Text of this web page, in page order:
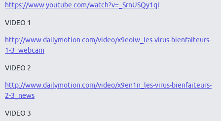
https://www.youtube.com/watch?v=_SrnUSQy1qI
VIDEO 1
http://www.dailymotion.com/video/x9eoiw_les-virus-bienfaiteurs-
1-3_webcam
VIDEO 2
http://www.dailymotion.com/video/x9en1n_les-virus-bienfaiteurs-
2-3_news
VIDEO 3